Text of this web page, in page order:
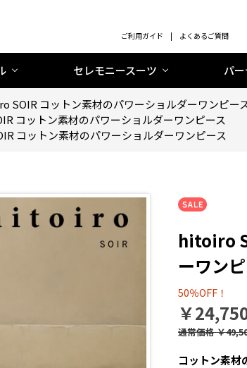
ご利用ガイド よくあるご質問
セレモニースーツ パ
SOIR コットン素材のパワーショルダーワンピー
コットン素材のパワーショルダーワンピース
コットン素材のパワーショルダーワンピース
コットン素材
hitoiro
ーワン
50％OFF！
￥
通常価格￥